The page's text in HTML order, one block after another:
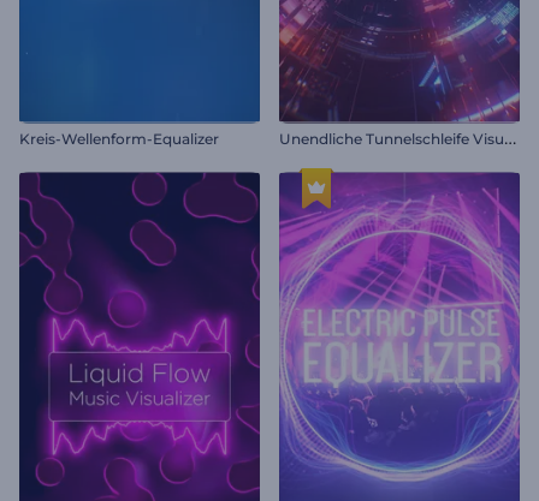
Kreis-Wellenform-Equalizer U
nendliche Tunnelschleife Visualisierer